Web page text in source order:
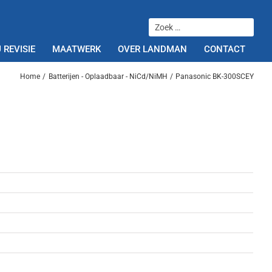
REVISIE MAATWERK OVER LANDMAN CONTACT
Home Batterijen - Oplaadbaar - NiCd/NiMH Panasonic BK-300SCEY